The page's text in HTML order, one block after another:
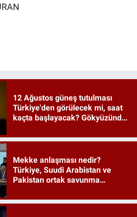
12 Ağustos güneş tutulması
Türkiye'den görülecek mi, saat
kaçta başlayacak? Gökyüzünde
Mekke anlaşması nedir?
Türkiye, Suudi Arabistan ve
Pakistan ortak savunma